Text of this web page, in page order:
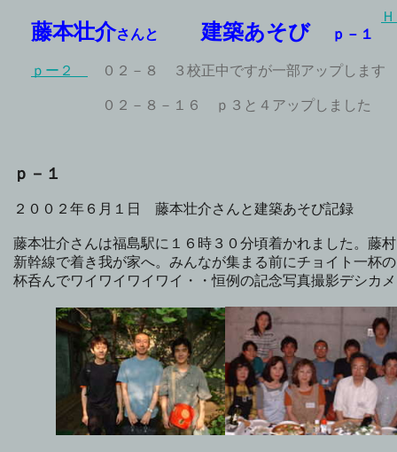
ｐ－１
２００２年６月１日 藤本壮介さんと建築あそび記録
藤本壮介さんは福島駅に１６時３０分頃着かれました。藤
新幹線で着き我が家へ。みんなが集まる前にチョイト一杯
杯呑んでワイワイワイワイ・・恒例の記念写真撮影デシカ
藤本壮介さんと 建築あそび ｐ－１
ｐー２ ０２－８ ３校正中ですが一部アップします
０２－８－１６ ｐ３と４アップしました